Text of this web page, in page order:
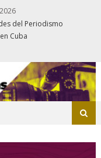
del Periodismo
Cuba